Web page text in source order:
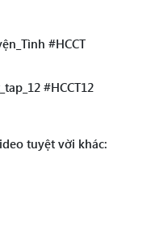
#HCCT
#HCCT12
tuyệt vời khác: